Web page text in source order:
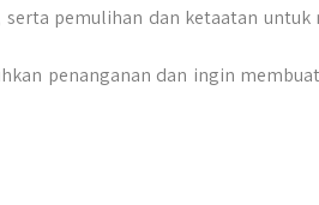
pemulihan dan ketaatan untuk
penanganan dan ingin